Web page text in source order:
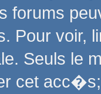
forums
Pour voir,
Seuls le
cet